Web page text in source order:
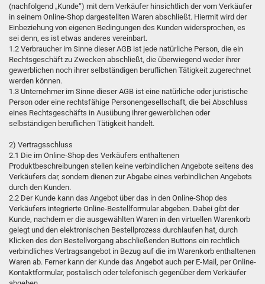
(nachfolgend „Kunde“) mit dem Verkäufer hinsichtlich der vom Verkäufer
in seinem Online-Shop dargestellten Waren abschließt. Hiermit wird der
Einbeziehung von eigenen Bedingungen des Kunden widersprochen, es
sei denn, es ist etwas anderes vereinbart.
1.2 Verbraucher im Sinne dieser AGB ist jede natürliche Person, die ein
Rechtsgeschäft zu Zwecken abschließt, die überwiegend weder ihrer
gewerblichen noch ihrer selbständigen beruflichen Tätigkeit zugerechnet
werden können.
1.3 Unternehmer im Sinne dieser AGB ist eine natürliche oder juristische
Person oder eine rechtsfähige Personengesellschaft, die bei Abschluss
eines Rechtsgeschäfts in Ausübung ihrer gewerblichen oder
selbständigen beruflichen Tätigkeit handelt.
2) Vertragsschluss
2.1 Die im Online-Shop des Verkäufers enthaltenen
Produktbeschreibungen stellen keine verbindlichen Angebote seitens des
Verkäufers dar, sondern dienen zur Abgabe eines verbindlichen Angebots
durch den Kunden.
2.2 Der Kunde kann das Angebot über das in den Online-Shop des
Verkäufers integrierte Online-Bestellformular abgeben. Dabei gibt der
Kunde, nachdem er die ausgewählten Waren in den virtuellen Warenkorb
gelegt und den elektronischen Bestellprozess durchlaufen hat, durch
Klicken des den Bestellvorgang abschließenden Buttons ein rechtlich
verbindliches Vertragsangebot in Bezug auf die im Warenkorb enthaltenen
Waren ab. Ferner kann der Kunde das Angebot auch per E-Mail, per Online-
Kontaktformular, postalisch oder telefonisch gegenüber dem Verkäufer